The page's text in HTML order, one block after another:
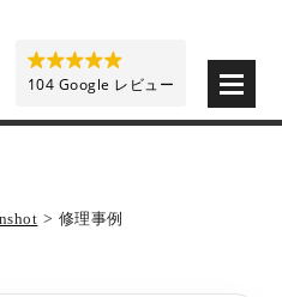
> 修理事例
104 Google レビュー